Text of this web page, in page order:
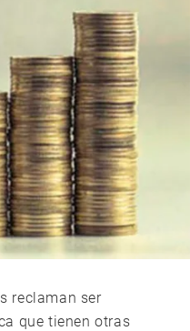
reclaman ser
que tienen otras